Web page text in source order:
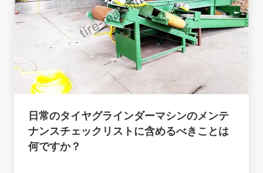
日常のタイヤグラインダーマシンのメンテ
ナンスチェックリストに含めるべきことは
何ですか？